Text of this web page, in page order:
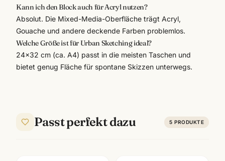
Kann ich den Block auch für Acryl nutzen?
Absolut. Die Mixed-Media-Oberfläche trägt Acryl,
Gouache und andere deckende Farben problemlos.
Welche Größe ist für Urban Sketching ideal?
24×32 cm (ca. A4) passt in die meisten Taschen und
bietet genug Fläche für spontane Skizzen unterwegs.
Passt perfekt dazu 5 PRODUKTE